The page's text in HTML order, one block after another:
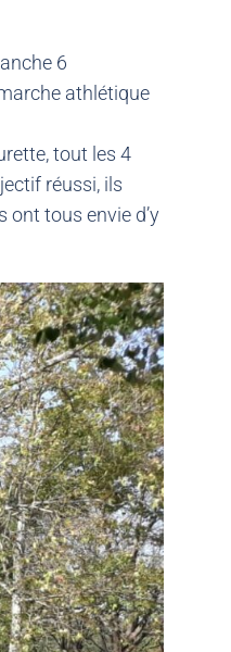
6
athlétique
tout les 4
réussi, ils
ont tous envie d’y